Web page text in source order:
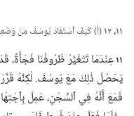
١١،‏ ١٢
‏(‏أ)‏ كَيْفَ ٱسْتَفَادَ يُوسُفُ مِنْ
١١عِنْدَمَا تَتَغَيَّرُ ظُرُوفُنَا فَجْأَةً،‏
يَحْصُلَ ذٰلِكَ مَعَ يُوسُفَ.‏ لٰكِنَّهُ قَرَّرَ
فَمَعَ أَنَّهُ فِي ٱلسِّجْنِ،‏ عَمِلَ